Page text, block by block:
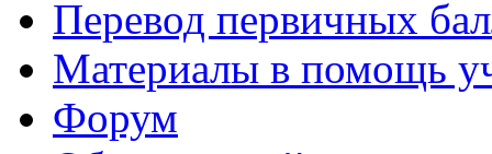
Перевод первичных
Материалы в помощь
Форум